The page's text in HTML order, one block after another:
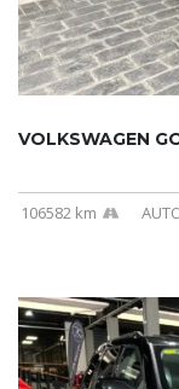
106582 km